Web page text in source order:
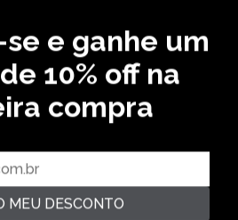
PODE GOSTAR
GORRO RENNES - VERDE
23,08 % OFF
e ganhe um
10% off na
compra
MEU DESCONTO